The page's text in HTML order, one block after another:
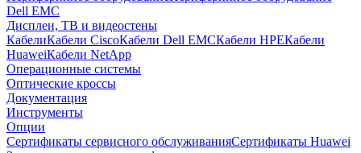
Dell EMC
Дисплеи, ТВ и видеостены
КабелиКабели CiscoКабели Dell EMCКабели HPEКабели
HuaweiКабели NetApp
Операционные системы
Оптические кроссы
Документация
Инструменты
Опции
Сертификаты сервисного обслуживанияСертификаты Huawei